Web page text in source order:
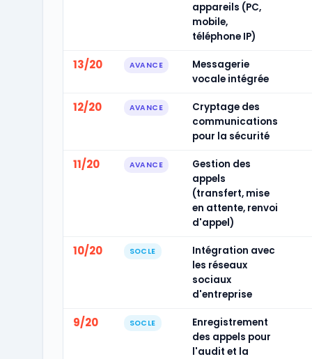
appareils (PC,
mobile,
téléphone IP)
13/20 AVANCE
Messagerie
vocale intégrée
12/20 AVANCE
Cryptage des
communications
pour la sécurité
11/20 AVANCE
Gestion des
appels
(transfert, mise
en attente, renvoi
d'appel)
10/20 SOCLE
Intégration avec
les réseaux
sociaux
d'entreprise
9/20 SOCLE
Enregistrement
des appels pour
l'audit et la